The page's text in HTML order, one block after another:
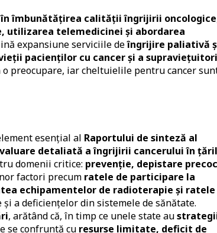
îmbunătățirea calității îngrijirii oncologice
utilizarea telemedicinei și abordarea
expansiune serviciile deîngrijire paliativă
pacienților cu cancer și a
o preocupare, iar cheltuielile pentru cancer
esențial al Raportului de sinteză al
detaliată a îngrijirii cancerului în
domenii critice: prevenție, depistare
factori precum ratele de participare la
echipamentelor de radioterapie și ratele
a deficiențelor din sistemele de sănătate.
, arătând că, în timp ce unele state au
se confruntă cu resurse limitate, deficit de